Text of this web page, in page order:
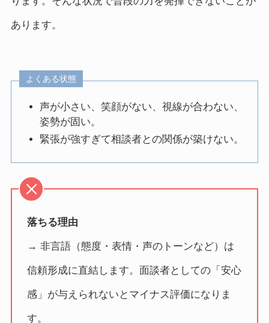
あります。
よくある状態
声が小さい、笑顔がない、視線が合わない、
姿勢が固い。
緊張が強すぎて相談者との関係が築けない。
落ちる理由
→ 非言語（態度・表情・声のトーンなど）は
信頼形成に直結します。面談者としての「安心
感」が与えられないとマイナス評価になりま
す。